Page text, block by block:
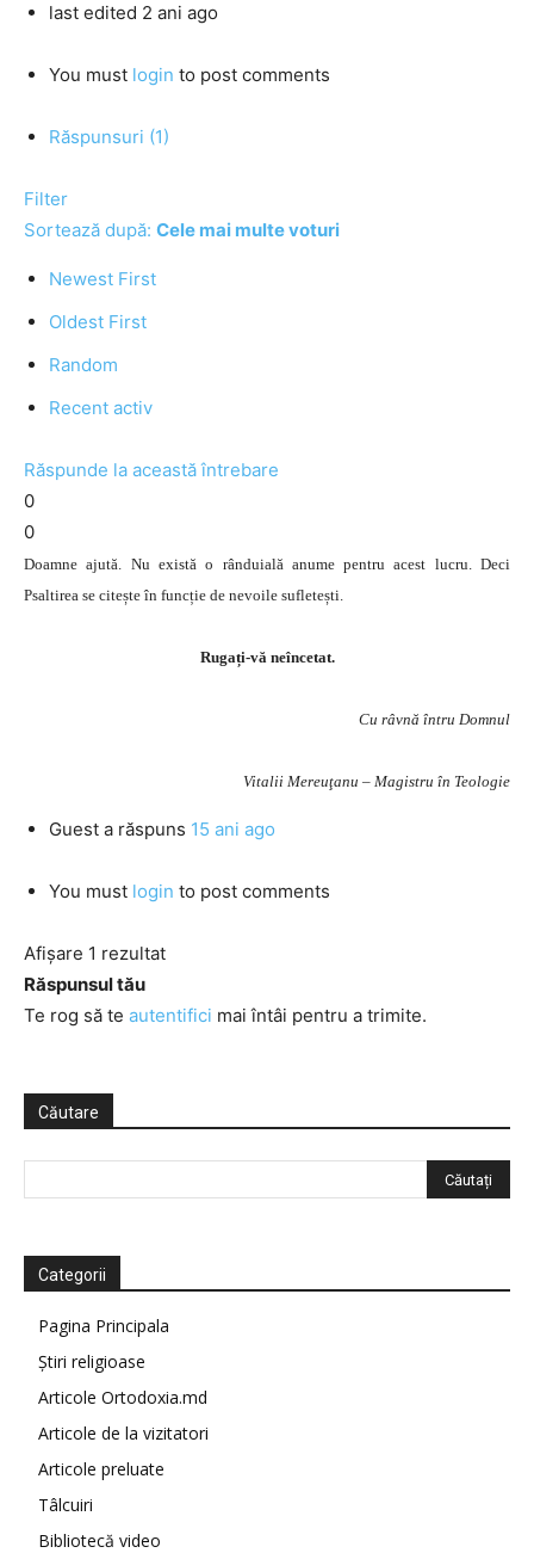
last edited 2 ani ago
You must login to post comments
Răspunsuri (1)
Filter
Sortează după: Cele mai multe voturi
Newest First
Oldest First
Random
Recent activ
Răspunde la această întrebare
0
0
Doamne ajută. Nu există o rânduială anume pentru acest lucru. Deci
Psaltirea se citește în funcție de nevoile sufletești.
Rugați-vă neîncetat.
Cu râvnă întru Domnul
Vitalii Mereuţanu – Magistru în Teologie
Guest a răspuns 15 ani ago
You must login to post comments
Afișare 1 rezultat
Răspunsul tău
Te rog să te autentifici mai întâi pentru a trimite.
Căutare
Categorii
Pagina Principala
Știri religioase
Articole Ortodoxia.md
Articole de la vizitatori
Articole preluate
Tâlcuiri
Bibliotecă video